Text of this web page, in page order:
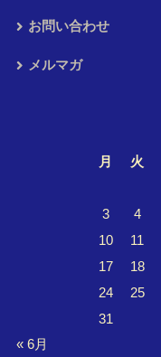
お問い合わせ
メルマガ
月
火
3
4
10
11
17
18
24
25
31
« 6月